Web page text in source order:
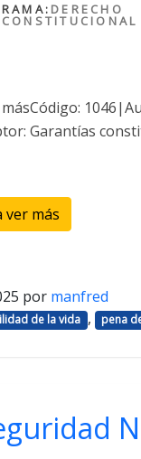
RAMA: DERECHO
CONSTITUCIONAL
Garantías
ver más
por manfred
de la vida , pena